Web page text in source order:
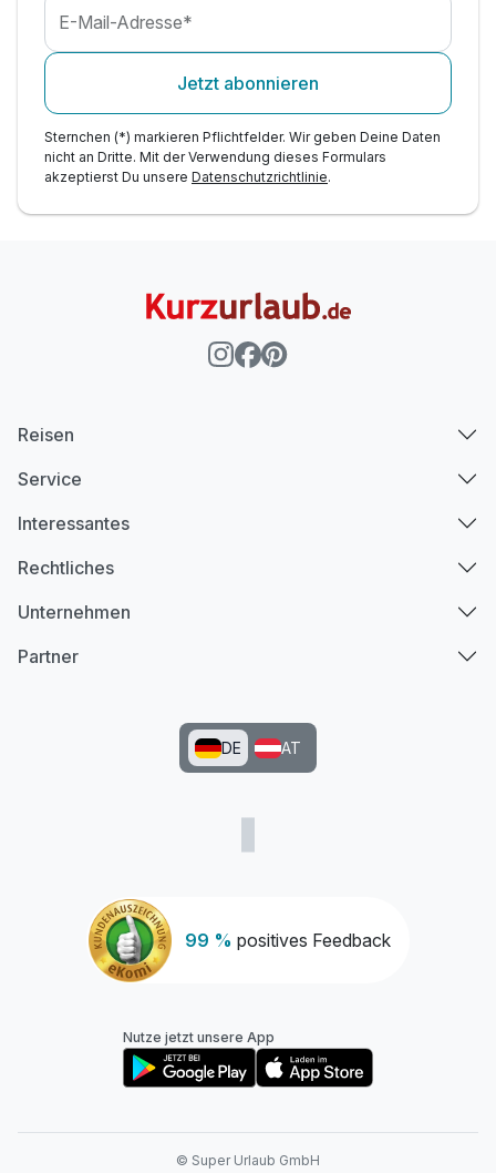
E-Mail-Adresse*
Jetzt abonnieren
Sternchen (*) markieren Pflichtfelder. Wir geben Deine Daten
nicht an Dritte. Mit der Verwendung dieses Formulars
akzeptierst Du unsere Datenschutzrichtlinie.
99 % positives Feedback
Reisen
Service
Interessantes
Rechtliches
Unternehmen
Partner
DE AT
Nutze jetzt unsere App
© Super Urlaub GmbH